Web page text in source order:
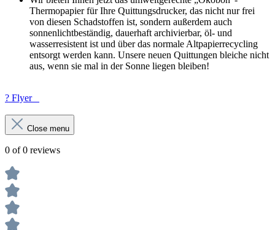
Thermopapier für Ihre Quittungsdrucker, das nicht nur frei
von diesen Schadstoffen ist, sondern außerdem auch
sonnenlichtbeständig, dauerhaft archivierbar, öl- und
wasserresistent ist und über das normale Altpapierrecycling
entsorgt werden kann. Unsere neuen Quittungen bleiche nicht
aus, wenn sie mal in der Sonne liegen bleiben!
? Flyer
Close menu
0 of 0 reviews